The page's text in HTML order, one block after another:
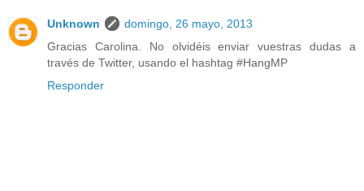
Unknown
domingo, 26 mayo, 2013
Gracias Carolina. No olvidéis enviar vuestras dudas a
través de Twitter, usando el hashtag #HangMP
Responder